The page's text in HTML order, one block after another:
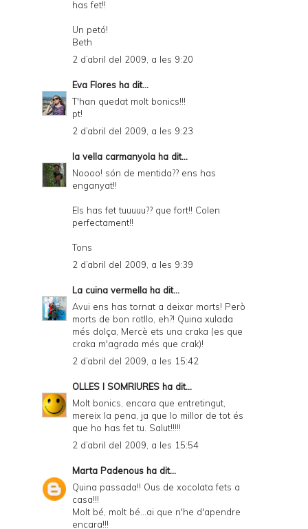
has fet!!
Un petó!
Beth
2 d’abril del 2009, a les 9:20
Eva Flores ha dit...
T'han quedat molt bonics!!!
pt!
2 d’abril del 2009, a les 9:23
la vella carmanyola ha dit...
Noooo! són de mentida?? ens has
enganyat!!
Els has fet tuuuuu?? que fort!! Colen
perfectament!!
Tons
2 d’abril del 2009, a les 9:39
La cuina vermella ha dit...
Avui ens has tornat a deixar morts! Però
morts de bon rotllo, eh?! Quina xulada
més dolça, Mercè ets una craka (es que
craka m'agrada més que crak)!
2 d’abril del 2009, a les 15:42
OLLES I SOMRIURES ha dit...
Molt bonics, encara que entretingut,
mereix la pena, ja que lo millor de tot és
que ho has fet tu. Salut!!!!!
2 d’abril del 2009, a les 15:54
Marta Padenous ha dit...
Quina passada!! Ous de xocolata fets a
casa!!!
Molt bé, molt bé...ai que n'he d'apendre
encara!!!